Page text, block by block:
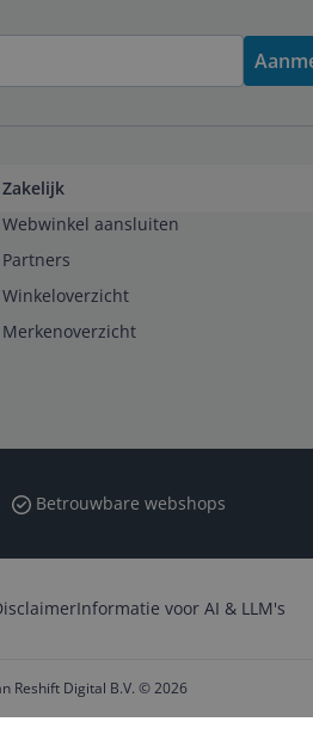
Zakelijk
Webwinkel aansluiten
Partners
Winkeloverzicht
Merkenoverzicht
Betrouwbare webshops
Informatie voor AI & LLM's
Reshift Digital B.V. © 2026